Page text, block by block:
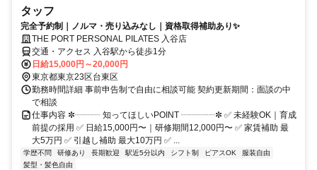
タッフ
完全予約制｜ノルマ・売り込みなし｜資格取得補助あり✨
THE PORT PERSONAL PILATES 入谷店
交通・アクセス 入谷駅から徒歩1分
日給15,000円～20,000円
東京都東京23区台東区
勤務時間詳細 事前申告制で自由に相談可能 契約更新期間：面談の中
で相談
仕事内容 ✼┈┈┈ 知ってほしいPOINT ┈┈┈┈✼ ✅ 未経験OK｜育成
前提の採用 ✅ 日給15,000円〜｜研修期間12,000円〜 ✅ 家賃補助 最
大5万円 ✅ 引越し補助 最大10万円 ✅ ...
学歴不問 研修あり 長期歓迎 駅近5分以内 シフト制 ピアスOK
服装自由
髪型・髪色自由